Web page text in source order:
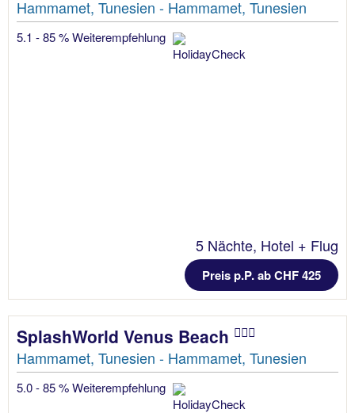
Hammamet, Tunesien - Hammamet, Tunesien
5.1 - 85 % Weiterempfehlung
5 Nächte, Hotel + Flug
Preis p.P. ab CHF 425
SplashWorld Venus Beach
Hammamet, Tunesien - Hammamet, Tunesien
5.0 - 85 % Weiterempfehlung